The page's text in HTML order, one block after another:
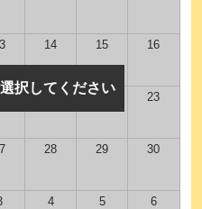
14 15 16
21 22 23
28 29 30
4 5 6
択してください